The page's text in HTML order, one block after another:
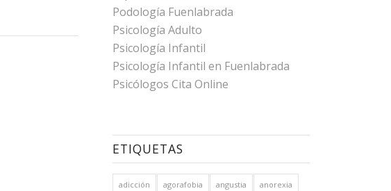
Podología Fuenlabrada
Psicología Adulto
Psicología Infantil
Psicología Infantil en Fuenlabrada
Psicólogos Cita Online
ETIQUETAS
adicción agorafobia angustia anorexia